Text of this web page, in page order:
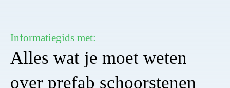
Informatiegids met:
Alles wat je moet weten
over prefab schoorstenen